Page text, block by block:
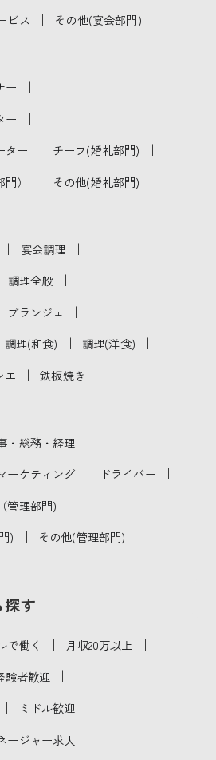
ビス ｜ その他(宴会部門)
ー ｜
ー ｜
ター ｜ チーフ(婚礼部門) ｜
） ｜ その他(婚礼部門)
｜ 宴会調理 ｜
調理全般 ｜
ブランジェ ｜
調理(和食) ｜ 調理(洋食) ｜
エ ｜ 鉄板焼き
・総務・経理 ｜
ーケティング ｜ ドライバー ｜
管理部門) ｜
) ｜ その他(管理部門)
探す
で働く ｜ 月収20万以上 ｜
験者歓迎 ｜
｜ ミドル歓迎 ｜
ージャー求人 ｜